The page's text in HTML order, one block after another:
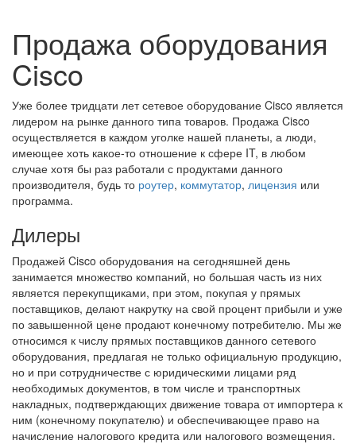
Продажа оборудования
Cisco
Уже более тридцати лет сетевое оборудование Cisco является
лидером на рынке данного типа товаров. Продажа Cisco
осуществляется в каждом уголке нашей планеты, а люди,
имеющее хоть какое-то отношение к сфере IT, в любом
случае хотя бы раз работали с продуктами данного
производителя, будь то роутер, коммутатор, лицензия или
программа.
Дилеры
Продажей Cisco оборудования на сегодняшней день
занимается множество компаний, но большая часть из них
является перекупщиками, при этом, покупая у прямых
поставщиков, делают накрутку на свой процент прибыли и уже
по завышенной цене продают конечному потребителю. Мы же
относимся к числу прямых поставщиков данного сетевого
оборудования, предлагая не только официальную продукцию,
но и при сотрудничестве с юридическими лицами ряд
необходимых документов, в том числе и транспортных
накладных, подтверждающих движение товара от импортера к
ним (конечному покупателю) и обеспечивающее право на
начисление налогового кредита или налогового возмещения.